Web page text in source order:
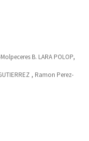
B. LARA POLOP,
, Ramon Perez-